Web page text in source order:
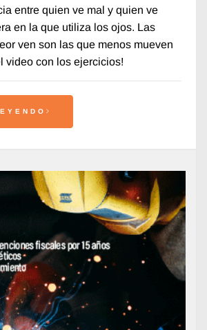
entre quien ve mal y quien ve
en la que utiliza los ojos. Las
ven son las que menos mueven
video con los ejercicios!